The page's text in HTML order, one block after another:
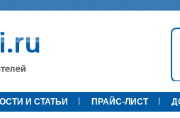
И СТАТЬИ ПРАЙС-ЛИСТ